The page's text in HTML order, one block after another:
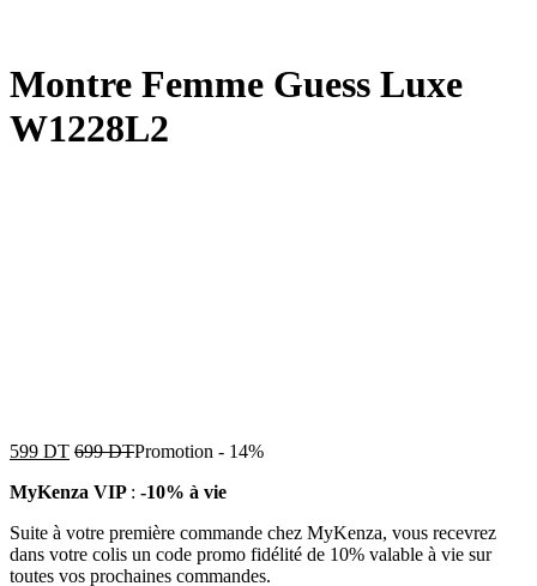
Montre Femme Guess Luxe
W1228L2
599 DT 699DTPromotion - 14%
MyKenza VIP : -10% à vie
Suite à votre première commande chez MyKenza, vous recevrez
dans votre colis un code promo fidélité de 10% valable à vie sur
toutes vos prochaines commandes.